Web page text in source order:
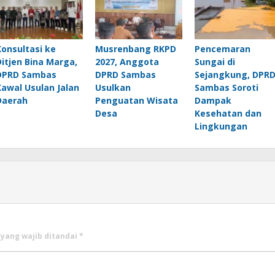
ke
Bina Marga,
Sambas
Usulan Jalan
Musrenbang RKPD
2027, Anggota
DPRD Sambas
Usulkan
Penguatan Wisata
Desa
Pencemaran
Sungai di
Sejangkung, DPRD
Sambas Soroti
Dampak
Kesehatan dan
Lingkungan
yang wajib ditandai *